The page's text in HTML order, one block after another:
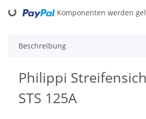
Loading... Komponenten werden
Beschreibung
Philippi
STS 125A